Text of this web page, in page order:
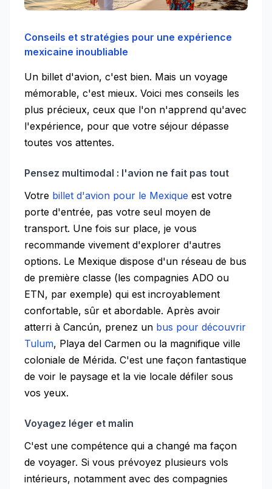
Conseils et stratégies pour une expérience
mexicaine inoubliable
Un billet d'avion, c'est bien. Mais un voyage
mémorable, c'est mieux. Voici mes conseils les
plus précieux, ceux que l'on n'apprend qu'avec
l'expérience, pour que votre séjour dépasse
toutes vos attentes.
Pensez multimodal : l'avion ne fait pas tout
Votre billet d'avion pour le Mexique est votre
porte d'entrée, pas votre seul moyen de
transport. Une fois sur place, je vous
recommande vivement d'explorer d'autres
options. Le Mexique dispose d'un réseau de bus
de première classe (les compagnies ADO ou
ETN, par exemple) qui est incroyablement
confortable, sûr et abordable. Après avoir
atterri à Cancún, prenez un bus pour découvrir
Tulum, Playa del Carmen ou la magnifique ville
coloniale de Mérida. C'est une façon fantastique
de voir le paysage et la vie locale défiler sous
vos yeux.
Voyagez léger et malin
C'est une compétence qui a changé ma façon
de voyager. Si vous prévoyez plusieurs vols
intérieurs, notamment avec des compagnies